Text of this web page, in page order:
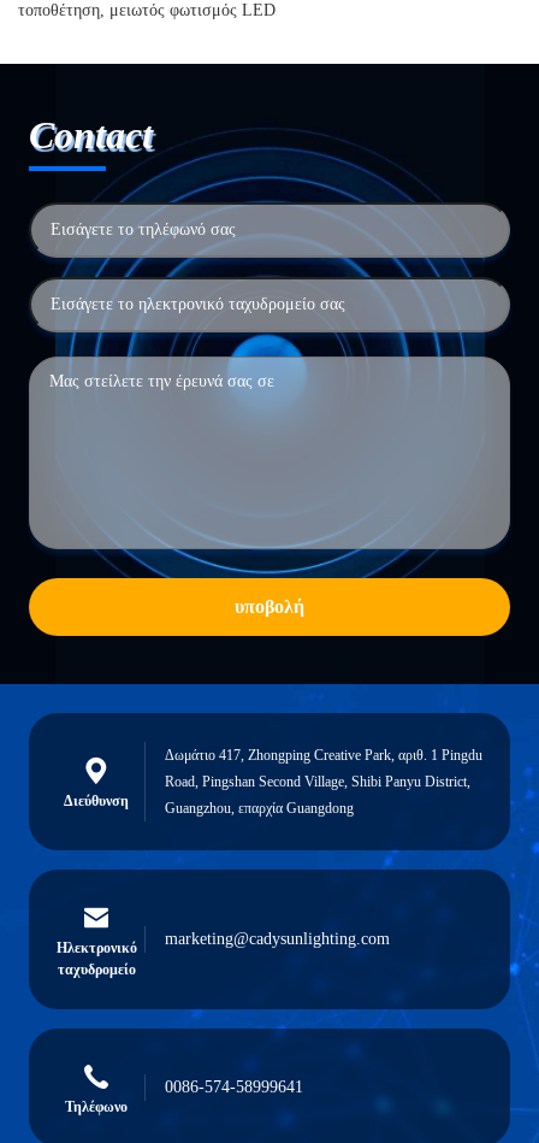
τοποθέτηση, μειωτός φωτισμός LED
Contact
υποβολή
Διεύθυνση
Δωμάτιο 417, Zhongping Creative Park, αριθ. 1 Pingdu
Road, Pingshan Second Village, Shibi Panyu District,
Guangzhou, επαρχία Guangdong
Ηλεκτρονικό
ταχυδρομείο
marketing@cadysunlighting.com
Τηλέφωνο
0086-574-58999641